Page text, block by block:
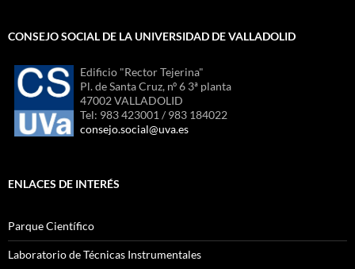
CONSEJO SOCIAL DE LA UNIVERSIDAD DE VALLADOLID
Edificio "Rector Tejerina"
Pl. de Santa Cruz, nº 6 3ª planta
47002 VALLADOLID
Tel: 983 423001 / 983 184022
consejo.social@uva.es
ENLACES DE INTERÉS
Parque Científico
Laboratorio de Técnicas Instrumentales